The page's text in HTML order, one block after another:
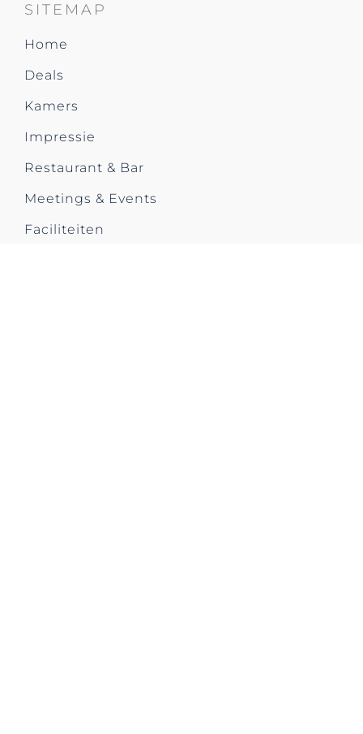
SITEMAP
Home
Deals
Kamers
Impressie
Restaurant & Bar
Meetings & Events
Faciliteiten